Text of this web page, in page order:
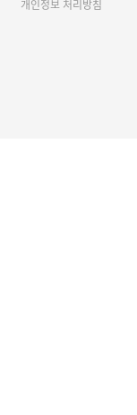
개인정보 처리방침